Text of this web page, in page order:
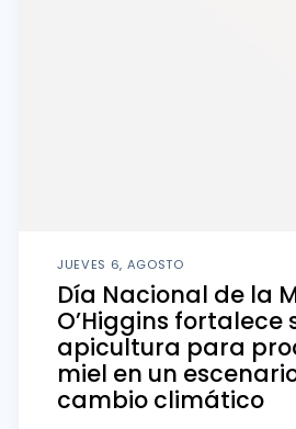
JUEVES 6, AGOSTO
Día Nacional de la
O’Higgins fortalece
apicultura para
miel en un
cambio climático